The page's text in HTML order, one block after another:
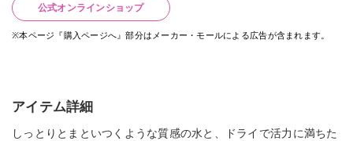
公式オンラインショップ
※本ページ『購入ページへ』部分はメーカー・モールによる広告が含まれます。
アイテム詳細
しっとりとまといつくような質感の水と、ドライで活力に満ちた